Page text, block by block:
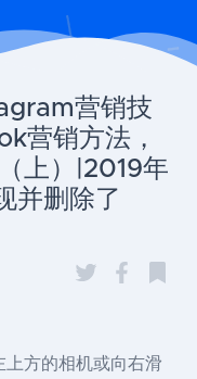
营销技
营销方法，
上）|2019年
并删除了
方的相机或向右滑